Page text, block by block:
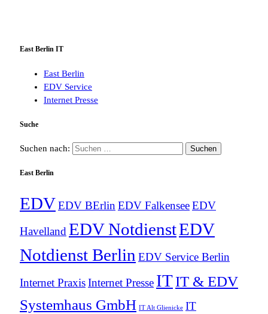
East Berlin IT
East Berlin
EDV Service
Internet Presse
Suche
Suchen nach:
East Berlin
EDVEDV BErlin EDV FalkenseeEDV
Havelland EDV NotdienstEDV
Notdienst Berlin EDV Service Berlin
Internet PraxisInternet Presse ITIT & EDV
Systemhaus GmbH IT Alt Glienicke IT